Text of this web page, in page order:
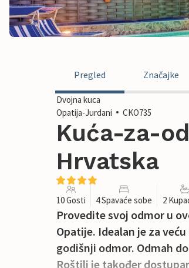
Pregled Značajke
Dvojna kuca
Opatija-Jurdani
CKO735
Kuća-za-
Hrvatska
10 Gosti 4 Spavaće sobe 2
Provedite svoj odmor u
Opatije. Idealan je za
godišnji odmor. Odmah
Roštilj je također